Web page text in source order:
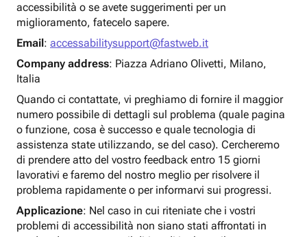
accessibilità o se avete suggerimenti per un
miglioramento, fatecelo sapere.
Email: accessabilitysupport@fastweb.it
Company address: Piazza Adriano Olivetti, Milano,
Italia
Quando ci contattate, vi preghiamo di fornire il maggior
numero possibile di dettagli sul problema (quale pagina
o funzione, cosa è successo e quale tecnologia di
assistenza state utilizzando, se del caso). Cercheremo
di prendere atto del vostro feedback entro 15 giorni
lavorativi e faremo del nostro meglio per risolvere il
problema rapidamente o per informarvi sui progressi.
Applicazione: Nel caso in cui riteniate che i vostri
problemi di accessibilità non siano stati affrontati in